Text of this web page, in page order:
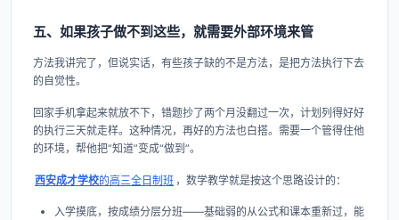
五、如果孩子做不到这些，就需要外部环境来管
方法我讲完了，但说实话，有些孩子缺的不是方法，是把方法执行下去
的自觉性。
回家手机拿起来就放不下，错题抄了两个月没翻过一次，计划列得好好
的执行三天就走样。这种情况，再好的方法也白搭。需要一个管得住他
的环境，帮他把“知道”变成“做到”。
西安成才学校的高三全日制班 ，数学教学就是按这个思路设计的：
入学摸底，按成绩分层分班——基础弱的从公式和课本重新过，能